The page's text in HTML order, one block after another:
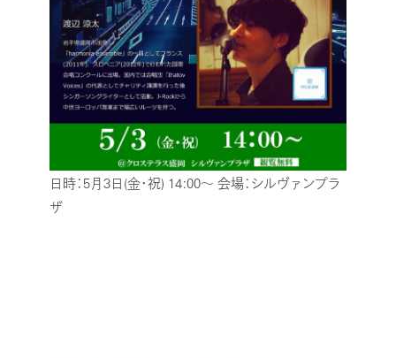
日時：5月3日(金・祝) 14:00～ 会場：シルヴァンプラ
ザ